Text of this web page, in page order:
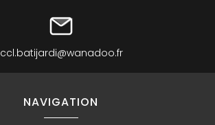
ccl.batijardi@wanadoo.fr
NAVIGATION